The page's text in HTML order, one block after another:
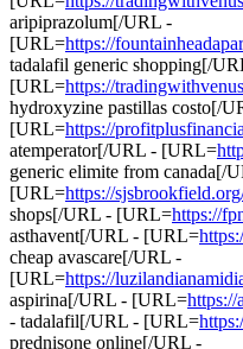
aripiprazolum[/URL -
[URL=https://
tadalafil generic shopping[/
[URL=https://
hydroxyzine pastillas costo[/
[URL=https://
atemperator[/URL - [URL=
generic elimite from canada[/
[URL=https://
shops[/URL - [URL=https://
asthavent[/URL - [URL=
cheap avascare[/URL -
[URL=https://
aspirina[/URL - [URL=https://
- tadalafil[/URL - [URL=
prednisone online[/URL -